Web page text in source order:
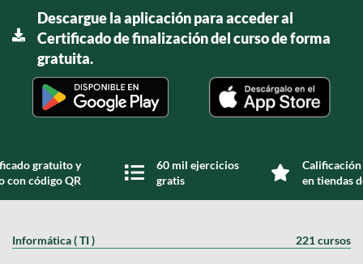
Descargue la aplicación para acceder al
Certificado de finalización del curso de forma
gratuita.
gratuito y
con código QR
60 mil ejercicios
gratis
en tiendas
Informática ( TI ) 221 cursos